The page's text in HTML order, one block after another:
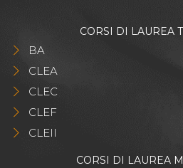
CORSI DI LAUREA
BA
CLEA
CLEC
CLEF
CLEII
CORSI DI LAUREA